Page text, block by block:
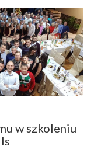
w szkoleniu